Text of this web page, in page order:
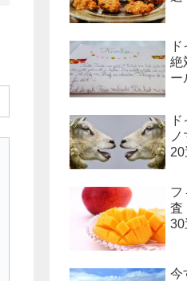
絶
ー
20
フ
査
30
今